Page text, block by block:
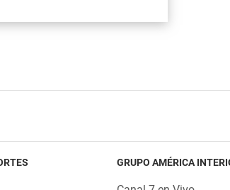
GRUPO AMÉRICA